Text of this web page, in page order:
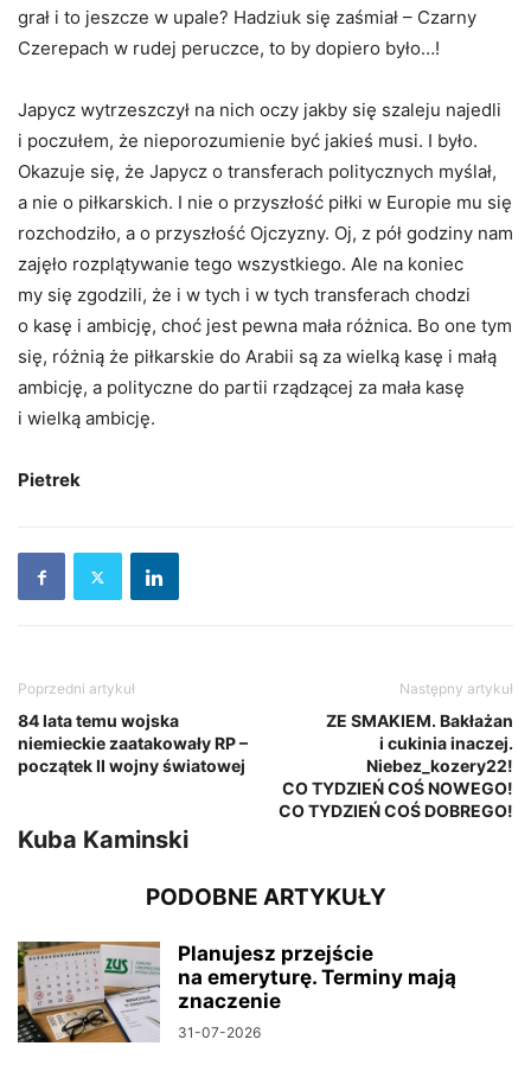
grał i to jeszcze w upale? Hadziuk się zaśmiał – Czarny
Czerepach w rudej peruczce, to by dopiero było…!
Japycz wytrzeszczył na nich oczy jakby się szaleju najedli
i poczułem, że nieporozumienie być jakieś musi. I było.
Okazuje się, że Japycz o transferach politycznych myślał,
a nie o piłkarskich. I nie o przyszłość piłki w Europie mu się
rozchodziło, a o przyszłość Ojczyzny. Oj, z pół godziny nam
zajęło rozplątywanie tego wszystkiego. Ale na koniec
my się zgodzili, że i w tych i w tych transferach chodzi
o kasę i ambicję, choć jest pewna mała różnica. Bo one tym
się, różnią że piłkarskie do Arabii są za wielką kasę i małą
ambicję, a polityczne do partii rządzącej za mała kasę
i wielką ambicję.
Pietrek
Poprzedni artykuł
84 lata temu wojska
niemieckie zaatakowały RP –
początek II wojny światowej
Następny artykuł
ZE SMAKIEM. Bakłażan
i cukinia inaczej.
Niebez_kozery22!
CO TYDZIEŃ COŚ NOWEGO!
CO TYDZIEŃ COŚ DOBREGO!
Kuba Kaminski
PODOBNE ARTYKUŁY
Planujesz przejście
na emeryturę. Terminy mają
znaczenie
31-07-2026